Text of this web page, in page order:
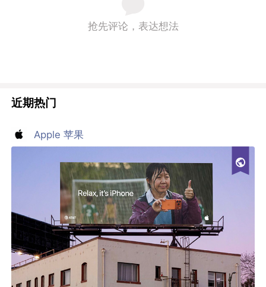
抢先评论，表达想法
近期热门
Apple 苹果